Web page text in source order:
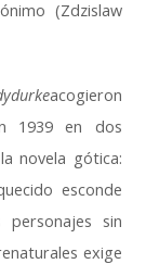
(Zdzislaw
acogieron
1939 en dos
novela gótica:
esconde
sin
exige